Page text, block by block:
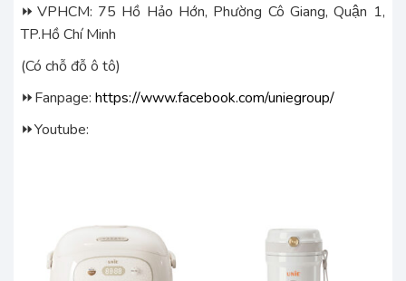
⏩VPHCM: 75 Hồ Hảo Hớn, Phường Cô Giang, Quận 1,
TP.Hồ Chí Minh
(Có chỗ đỗ ô tô)
⏩Fanpage:https://www.facebook.com/uniegroup/
⏩Youtube: